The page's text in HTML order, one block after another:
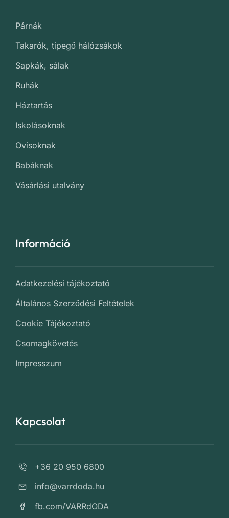
Párnák
Takarók, tipegő hálózsákok
Sapkák, sálak
Ruhák
Háztartás
Iskolásoknak
Ovisoknak
Babáknak
Vásárlási utalvány
Információ
Adatkezelési tájékoztató
Általános Szerződési Feltételek
Cookie Tájékoztató
Csomagkövetés
Impresszum
Kapcsolat
+36 20 950 6800
info@varrdoda.hu
fb.com/VARRdODA